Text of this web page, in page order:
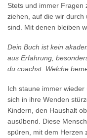
Stets und immer Fragen
ziehen, auf die wir
sind. Mit denen bleiben
Dein Buch ist kein
aus Erfahrung,
du coachst. Welche
Ich staune immer
sich in ihre Wenden
Kindern, den Haushalt
ausübend. Diese
spüren, mit dem Herzen